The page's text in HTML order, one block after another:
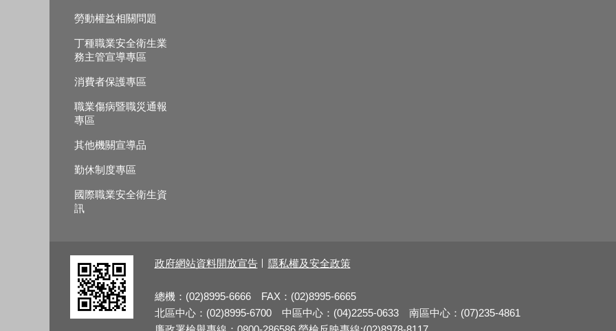
勞動權益相關問題
丁種職業安全衛生業
務主管宣導專區
消費者保護專區
職業傷病暨職災通報
專區
其他機關宣導品
勤休制度專區
國際職業安全衛生資
訊
政府網站資料開放宣告 隱私權及安全政策
總機：(02)8995-6666 FAX：(02)8995-6665
北區中心：(02)8995-6700 中區中心：(04)2255-0633 南區中心：(07)235-4861